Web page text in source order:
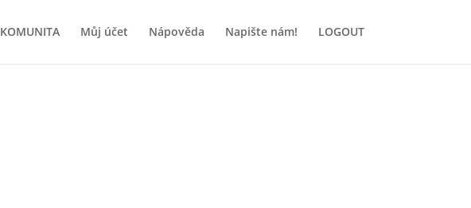
KOMUNITA Můj účet Nápověda Napište nám! LOGOUT